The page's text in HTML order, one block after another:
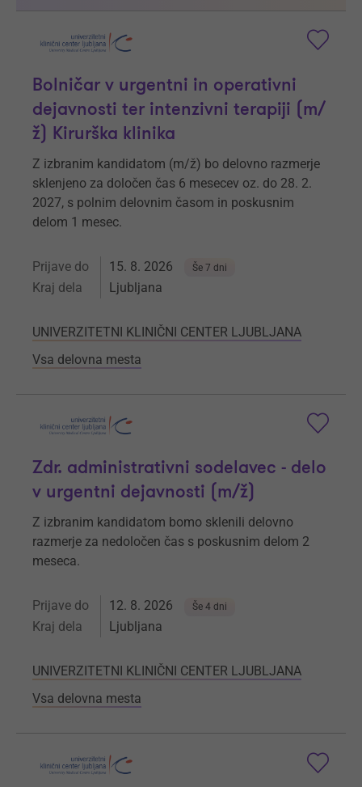
Bolničar v urgentni in operativni
dejavnosti ter intenzivni terapiji (m/
ž) Kirurška klinika
Z izbranim kandidatom (m/ž) bo delovno razmerje
sklenjeno za določen čas 6 mesecev oz. do 28. 2.
2027, s polnim delovnim časom in poskusnim
delom 1 mesec.
Prijave do 15. 8. 2026 Še 7 dni
Kraj dela Ljubljana
UNIVERZITETNI KLINIČNI CENTER LJUBLJANA
Vsa delovna mesta
Zdr. administrativni sodelavec - delo
v urgentni dejavnosti (m/ž)
Z izbranim kandidatom bomo sklenili delovno
razmerje za nedoločen čas s poskusnim delom 2
meseca.
Prijave do 12. 8. 2026 Še 4 dni
Kraj dela Ljubljana
UNIVERZITETNI KLINIČNI CENTER LJUBLJANA
Vsa delovna mesta